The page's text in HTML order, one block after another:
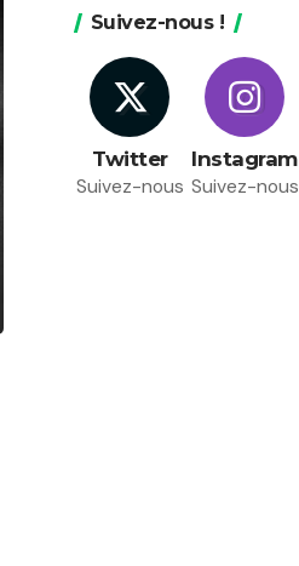
Suivez-nous !
Twitter
Suivez-nous
Instagram
Suivez-nous